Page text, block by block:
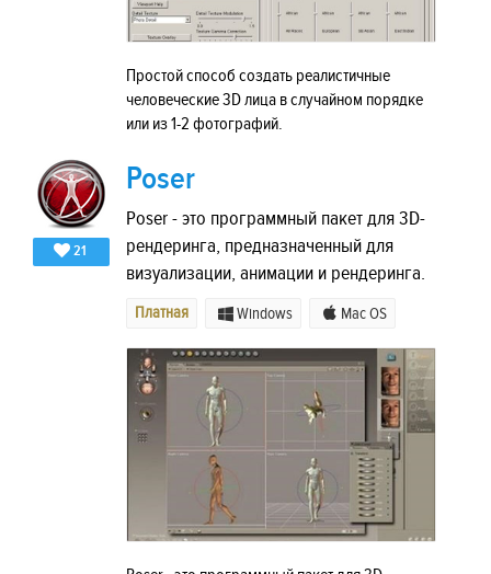
Простой способ создать реалистичные
человеческие 3D лица в случайном порядке
или из 1-2 фотографий.
21
Poser
Poser - это программный пакет для 3D-
рендеринга, предназначенный для
визуализации, анимации и рендеринга.
Платная Windows Mac OS